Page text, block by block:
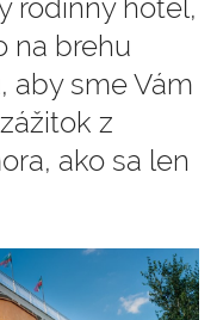
rodinný hotel,
na brehu
aby sme Vám
z
ako sa len